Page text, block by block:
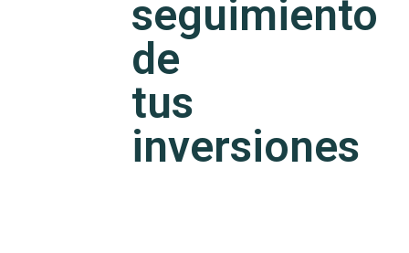
seguimiento
de
tus
inversiones